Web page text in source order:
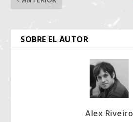
SOBRE EL AUTOR
Alex Riveiro